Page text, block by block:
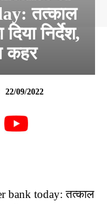
तत्काल
निर्देश,
कहर
22/09/2022
bank today: तत्काल